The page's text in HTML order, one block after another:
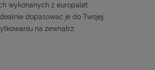
wykonanych z europalet.
dopasować je do Twojej
na zewnątrz.